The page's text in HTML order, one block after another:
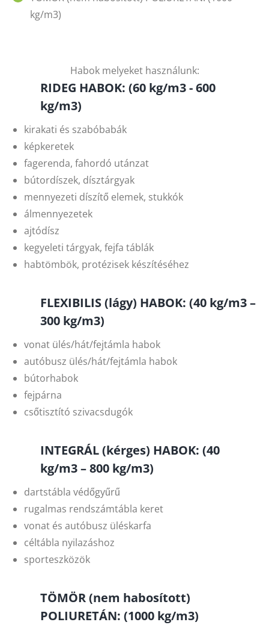
kg/m3)
Habok melyeket használunk:
RIDEG HABOK: (60 kg/m3 - 600
kg/m3)
kirakati és szabóbabák
képkeretek
fagerenda, fahordó utánzat
bútordíszek, dísztárgyak
mennyezeti díszítő elemek, stukkók
álmennyezetek
ajtódísz
kegyeleti tárgyak, fejfa táblák
habtömbök, protézisek készítéséhez
FLEXIBILIS (lágy) HABOK: (40 kg/m3 –
300 kg/m3)
vonat ülés/hát/fejtámla habok
autóbusz ülés/hát/fejtámla habok
bútorhabok
fejpárna
csőtisztító szivacsdugók
INTEGRÁL (kérges) HABOK: (40
kg/m3 – 800 kg/m3)
dartstábla védőgyűrű
rugalmas rendszámtábla keret
vonat és autóbusz üléskarfa
céltábla nyilazáshoz
sporteszközök
TÖMÖR (nem habosított)
POLIURETÁN: (1000 kg/m3)